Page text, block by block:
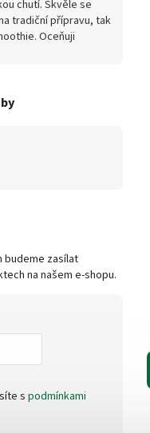
chutí. Skvěle se
tradiční přípravu, tak
Oceňuji
budeme zasílat
na našem e-shopu.
s podmínkami